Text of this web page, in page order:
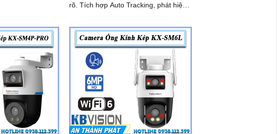
rõ. Tích hợp Auto Tracking, phát hiện